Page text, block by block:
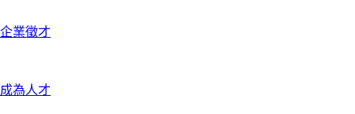
企業徵才
成為人才